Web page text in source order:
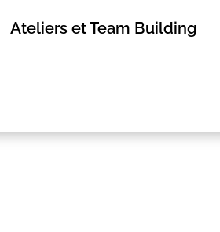
Ateliers et Team Building